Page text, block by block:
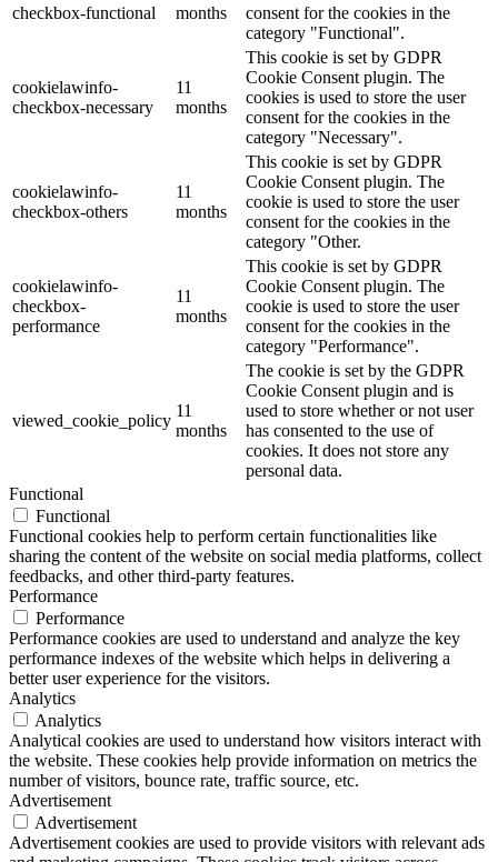
checkbox-functional
months
consent for the cookies in the
category "Functional".
cookielawinfo-
checkbox-necessary
11
months
This cookie is set by GDPR
Cookie Consent plugin. The
cookies is used to store the user
consent for the cookies in the
category "Necessary".
cookielawinfo-
checkbox-others
11
months
This cookie is set by GDPR
Cookie Consent plugin. The
cookie is used to store the user
consent for the cookies in the
category "Other.
cookielawinfo-
checkbox-
performance
11
months
This cookie is set by GDPR
Cookie Consent plugin. The
cookie is used to store the user
consent for the cookies in the
category "Performance".
viewed_cookie_policy
11
months
The cookie is set by the GDPR
Cookie Consent plugin and is
used to store whether or not user
has consented to the use of
cookies. It does not store any
personal data.
Functional
Functional
Functional cookies help to perform certain functionalities like
sharing the content of the website on social media platforms, collect
feedbacks, and other third-party features.
Performance
Performance
Performance cookies are used to understand and analyze the key
performance indexes of the website which helps in delivering a
better user experience for the visitors.
Analytics
Analytics
Analytical cookies are used to understand how visitors interact with
the website. These cookies help provide information on metrics the
number of visitors, bounce rate, traffic source, etc.
Advertisement
Advertisement
Advertisement cookies are used to provide visitors with relevant ads